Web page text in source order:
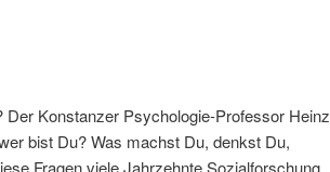
Der Konstanzer Psychologie-Professor Heinz
bist Du? Was machst Du, denkst Du,
Fragen viele Jahrzehnte Sozialforschung